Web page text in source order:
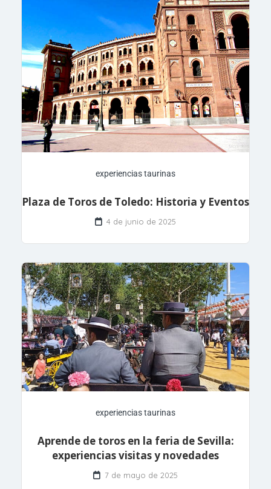
experiencias taurinas
Plaza de Toros de Toledo: Historia y Eventos
4 de junio de 2025
experiencias taurinas
Aprende de toros en la feria de Sevilla:
experiencias visitas y novedades
7 de mayo de 2025